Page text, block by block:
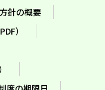
針の概要
）